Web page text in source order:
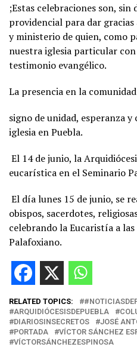
;Estas celebraciones son, sin
providencial para dar
y ministerio de quien, como
nuestra iglesia particular
testimonio evangélico.
La presencia en la
signo de unidad, esperanza
iglesia en Puebla.
El 14 de junio, la
eucarística en el Seminario
El día lunes 15 de junio, se
obispos, sacerdotes,
celebrando la Eucaristía a
Palafoxiano.
RELATED TOPICS:
ARQUIDIÓCESISDEPUEBLA
DIARIOSINSECRETOS
JOSÉ
PORTADA
VÍCTOR SÁNCHEZ
VÍCTORSÁNCHEZESPINOSA